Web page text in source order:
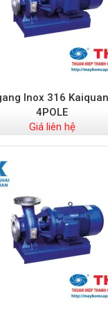
Inox 316
4POLE
Giá liên hệ